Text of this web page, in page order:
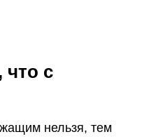
что с
нельзя, тем